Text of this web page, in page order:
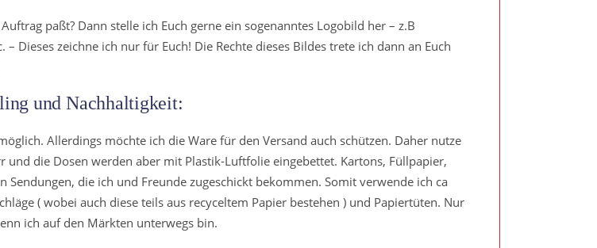
paßt? Dann stelle ich Euch gerne ein sogenanntes Logobild her – z.B
Dieses zeichne ich nur für Euch! Die Rechte dieses Bildes trete ich dann an Euch
und Nachhaltigkeit:
Allerdings möchte ich die Ware für den Versand auch schützen. Daher nutze
und die Dosen werden aber mit Plastik-Luftfolie eingebettet. Kartons, Füllpapier,
die ich und Freunde zugeschickt bekommen. Somit verwende ich ca
( wobei auch diese teils aus recyceltem Papier bestehen ) und Papiertüten. Nur
ich auf den Märkten unterwegs bin.